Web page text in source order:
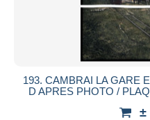
193. CAMBRAI LA GARE
D APRES PHOTO /
±